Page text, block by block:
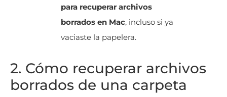
para recuperar archivos
borrados en Mac, incluso si ya
vaciaste la papelera.
2. Cómo recuperar archivos
borrados de una carpeta